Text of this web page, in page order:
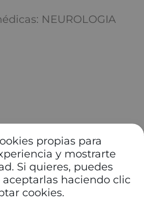
propias para
y mostrarte
Si quieres, puedes
haciendo clic
cookies.
NEUROLOGIA